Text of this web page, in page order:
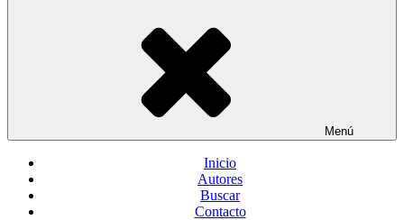
Menú
Inicio
Autores
Buscar
Contacto